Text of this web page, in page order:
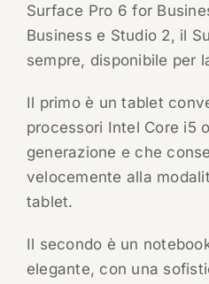
Surface Pro 6 for
Business e Studio 2, il
sempre, disponibile per
Il primo è un tablet
processori Intel Core i5
generazione e che
velocemente alla
tablet.
Il secondo è un
elegante, con una